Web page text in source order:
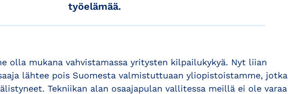
työelämää.
olla mukana vahvistamassa yritysten kilpailukykyä. Nyt liian
lähtee pois Suomesta valmistuttuaan yliopistoistamme, jotka
Tekniikan alan osaajapulan vallitessa meillä ei ole varaa